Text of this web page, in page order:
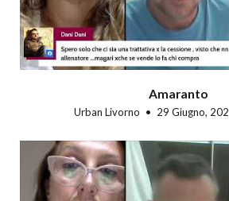
Amaranto
Urban Livorno 29 Giugno,